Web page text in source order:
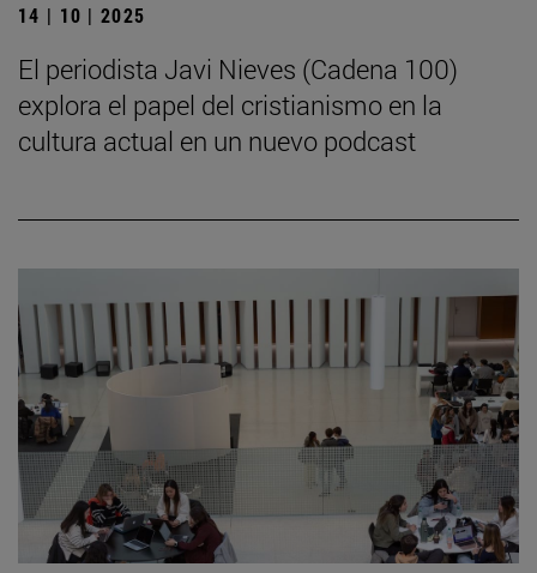
14 | 10 | 2025
El periodista Javi Nieves (Cadena 100)
explora el papel del cristianismo en la
cultura actual en un nuevo podcast